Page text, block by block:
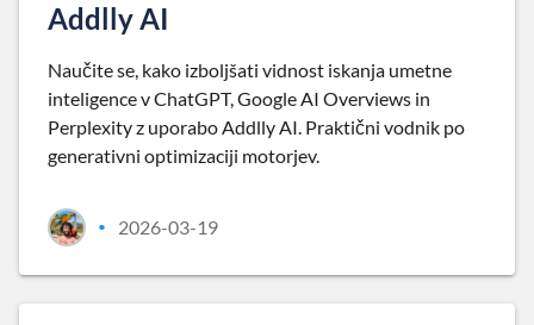
Addlly AI
Naučite se, kako izboljšati vidnost iskanja umetne
inteligence v ChatGPT, Google AI Overviews in
Perplexity z uporabo Addlly AI. Praktični vodnik po
generativni optimizaciji motorjev.
• 2026-03-19